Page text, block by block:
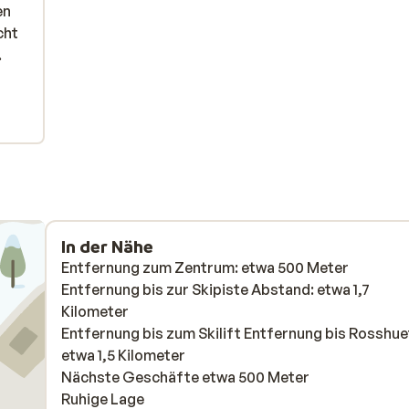
ik
a
In der Nähe
Entfernung zum Zentrum: etwa 500 Meter
Entfernung bis zur Skipiste Abstand: etwa 1,7
Kilometer
Entfernung bis zum Skilift Entfernung bis
etwa 1,5 Kilometer
Nächste Geschäfte etwa 500 Meter
Ruhige Lage